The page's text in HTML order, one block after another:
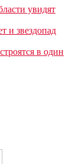
увидят
и звездопад
в один